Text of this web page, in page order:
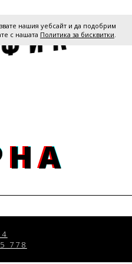
нашия уебсайт и да подобрим
с нашата Политика за бисквитки.
ФИК
778